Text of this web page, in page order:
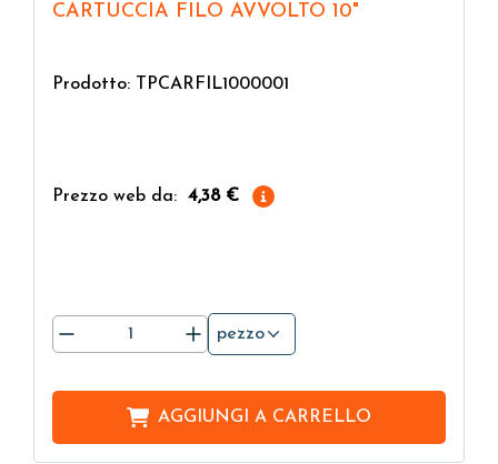
CARTUCCIA FILO AVVOLTO 10"
Prodotto: TPCARFIL1000001
Prezzo web da: 4,38 €
pezzo
AGGIUNGI A CARRELLO